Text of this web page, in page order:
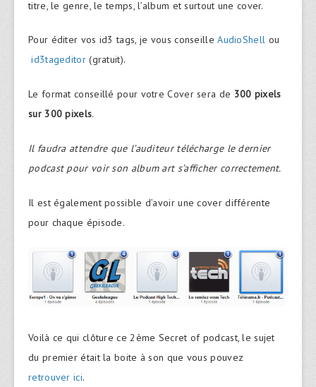
titre, le genre, le temps, l’album et surtout une cover.
Pour éditer vos id3 tags, je vous conseilleAudioShell ou
id3tageditor(gratuit).
Le format conseillé pour votre Cover sera de 300 pixels
sur 300 pixels.
Il faudra attendre que l’auditeur télécharge le dernier
podcast pour voir son album art s’afficher correctement.
Il est également possible d’avoir une cover différente
pour chaque épisode.
Voilà ce qui clôture ce 2ème Secret of podcast, le sujet
du premier était la boite à son que vous pouvez
retrouver ici.